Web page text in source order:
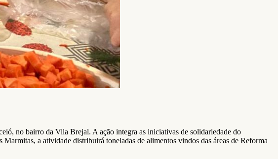
no bairro da Vila Brejal. A ação integra as iniciativas de solidariedade do
a atividade distribuirá toneladas de alimentos vindos das áreas de Reforma